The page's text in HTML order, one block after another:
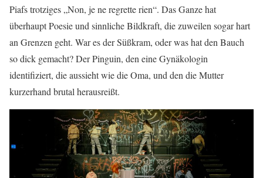
Piafs trotziges „Non, je ne regrette rien“. Das Ganze hat
überhaupt Poesie und sinnliche Bildkraft, die zuweilen sogar hart
an Grenzen geht. War es der Süßkram, oder was hat den Bauch
so dick gemacht? Der Pinguin, den eine Gynäkologin
identifiziert, die aussieht wie die Oma, und den die Mutter
kurzerhand brutal herausreißt.